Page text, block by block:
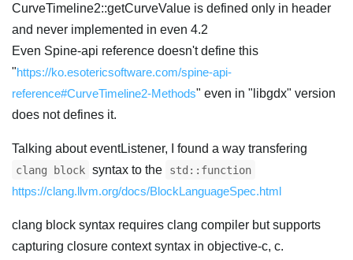
CurveTimeline2::getCurveValue is defined only in header
and never implemented in even 4.2
Even Spine-api reference doesn't define this
"https://ko.esotericsoftware.com/spine-api-
reference#CurveTimeline2-Methods" even in "libgdx" version
does not defines it.
Talking about eventListener, I found a way transfering
clang block syntax to the std::function
https://clang.llvm.org/docs/BlockLanguageSpec.html
clang block syntax requires clang compiler but supports
capturing closure context syntax in objective-c, c.